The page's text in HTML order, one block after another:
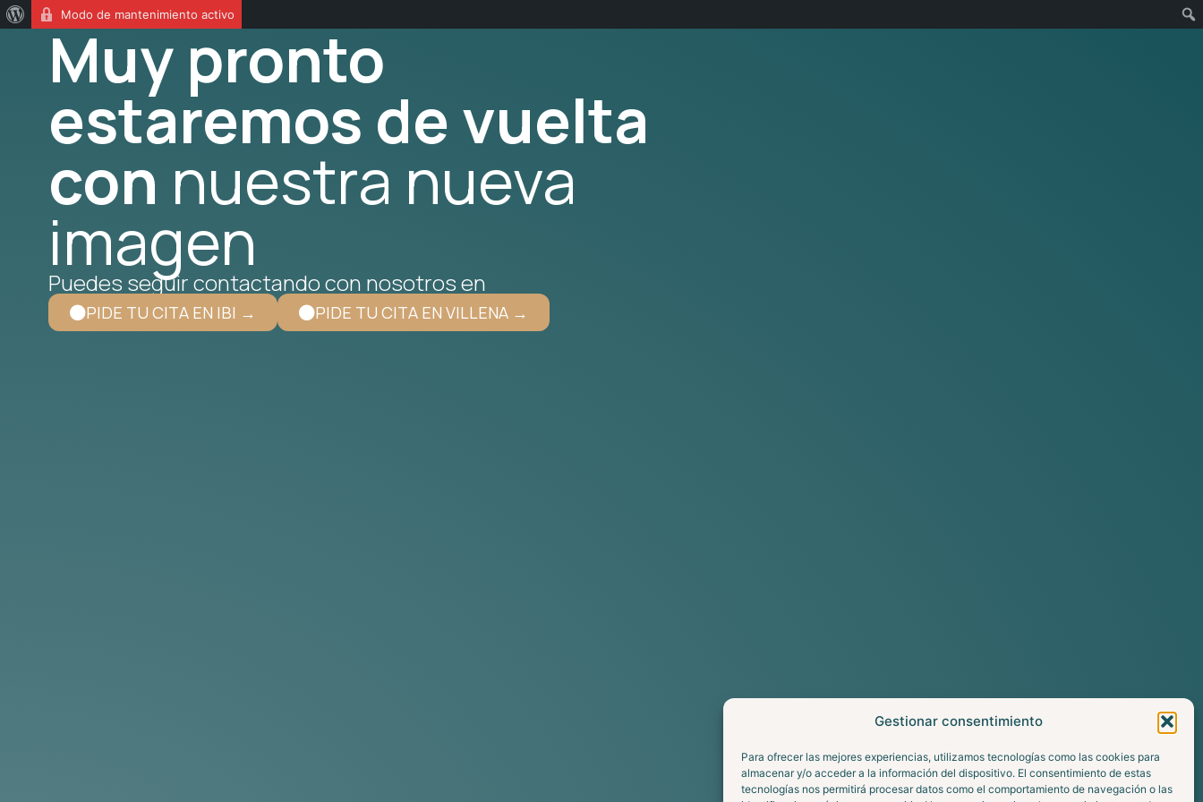
Gestionar consentimiento
Para ofrecer las mejores experiencias, utilizamos tecnologías como las cookies para
almacenar y/o acceder a la información del dispositivo. El consentimiento de estas
tecnologías nos permitirá procesar datos como el comportamiento de navegación o las
Modo de mantenimiento activo
Muy pronto
estaremos de vuelta
con nuestra nueva
imagen
Puedes seguir contactando con nosotros en
PIDE TU CITA EN IBI → PIDE TU CITA EN VILLENA →